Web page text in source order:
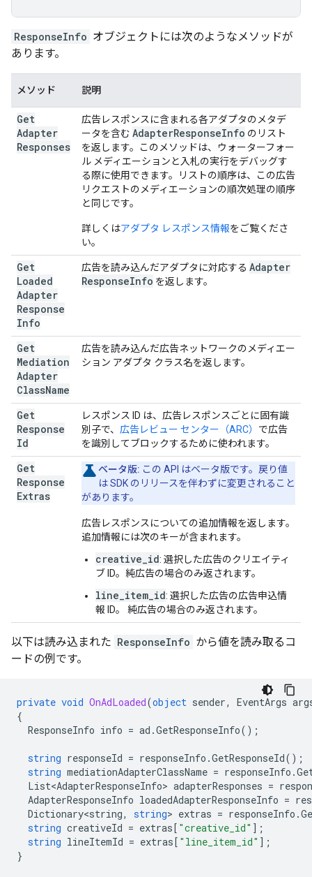
ResponseInfo オブジェクトには次のようなメソッドが
あります。
メソッド 説明
Get
Adapter
Responses
広告レスポンスに含まれる各アダプタのメタデ
ータを含む AdapterResponseInfo のリスト
を返します。このメソッドは、ウォーターフォー
ル メディエーションと入札の実行をデバッグす
る際に使用できます。リストの順序は、この広告
リクエストのメディエーションの順次処理の順序
と同じです。
詳しくはアダプタ レスポンス情報をご覧くださ
い。
Get
Loaded
Adapter
Response
Info
広告を読み込んだアダプタに対応する Adapter
ResponseInfo を返します。
Get
Mediation
Adapter
ClassName
広告を読み込んだ広告ネットワークのメディエー
ション アダプタ クラス名を返します。
Get
Response
Id
レスポンス ID は、広告レスポンスごとに固有識
別子で、 広告レビュー センター（ARC） で広告
を識別してブロックするために使われます。
Get
Response
Extras
ベータ版: この API はベータ版です。戻り値
は SDK のリリースを伴わずに変更されること
があります。
広告レスポンスについての追加情報を返します。
追加情報には次のキーが含まれます。
creative_id: 選択した広告のクリエイティ
ブ ID。純広告の場合のみ返されます。
line_item_id: 選択した広告の広告申込情
報 ID。 純広告の場合のみ返されます。
以下は読み込まれた ResponseInfo から値を読み取るコ
ードの例です。
private void OnAdLoaded(object sender, EventArgs
{
ResponseInfo info = ad .GetResponseInfo();
string responseId = responseInfo .GetResponseId();
string mediationAdapterClassName = responseInfo .
List<AdapterResponseInfo> adapterResponses =
AdapterResponseInfo loadedAdapterResponseInfo =
Dictionary<string, string> extras = responseInfo .
string creativeId = extras[ "creative_id" ];
string lineItemId = extras[ "line_item_id" ];
}